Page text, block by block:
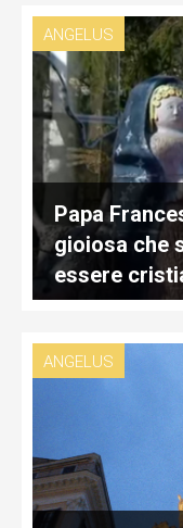
ANGELUS
Papa
gioiosa che
essere
ANGELUS